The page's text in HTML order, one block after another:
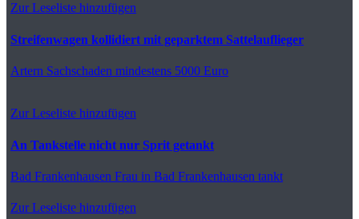
Zur Leseliste hinzufügen
Streifenwagen kollidiert mit geparktem Sattelauflieger
Artern Sachschaden mindestens 5000 Euro
Zur Leseliste hinzufügen
An Tankstelle nicht nur Sprit getankt
Bad Frankenhausen Frau in Bad Frankenhausen tankt
Zur Leseliste hinzufügen